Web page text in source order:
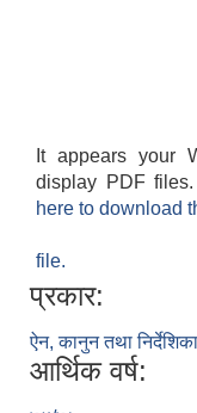
It appears your
display PDF files.
here to download
file.
प्रकार:
ऐन, कानुन तथा निर्देशिका
आर्थिक वर्ष: